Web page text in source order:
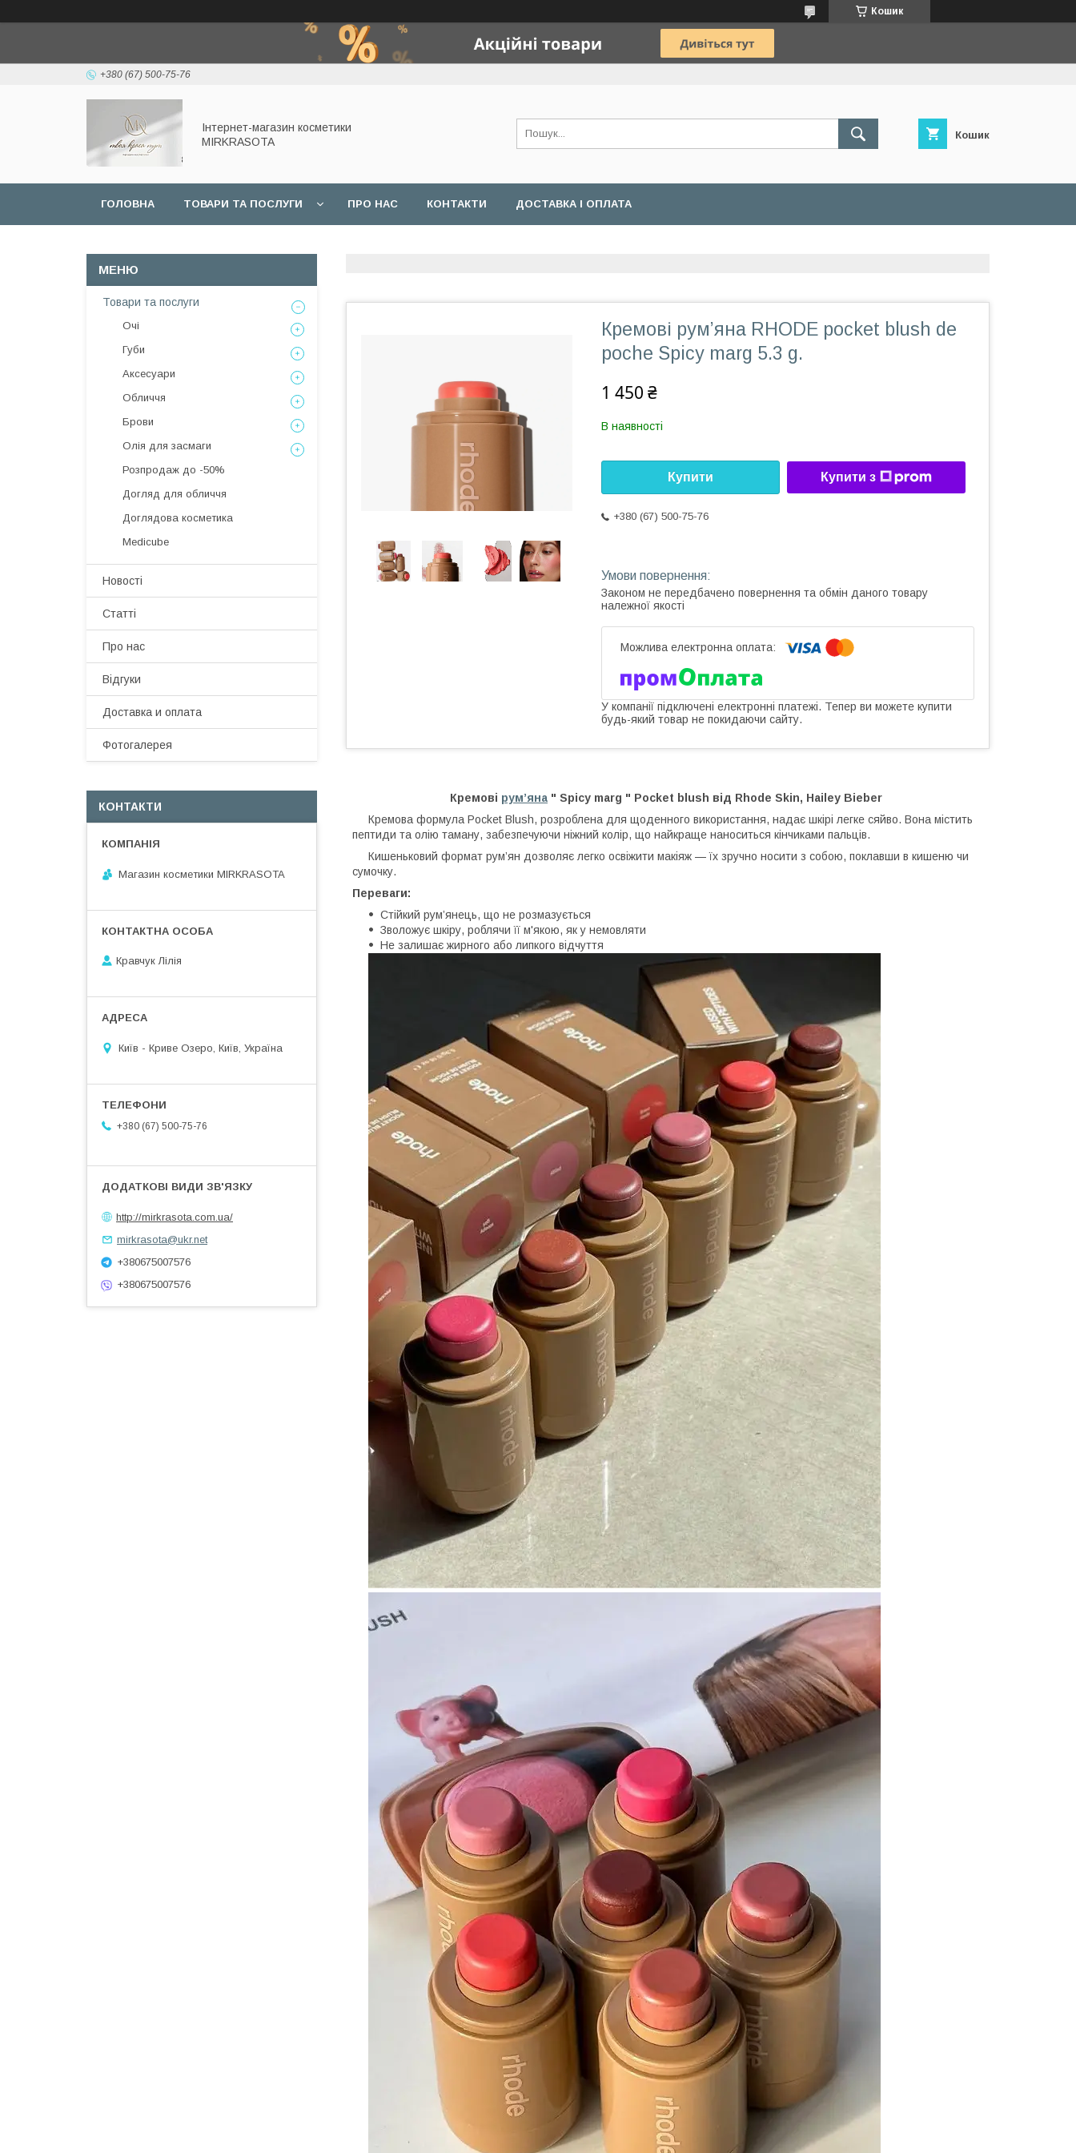
Кошик
+380 (67) 500-75-76
Інтернет-магазин косметики
MIRKRASOTA
Кошик
ГОЛОВНА ТОВАРИ ТА ПОСЛУГИ ПРО НАС КОНТАКТИ ДОСТАВКА І ОПЛАТА
Кремові рум’яна RHODE pocket blush de
poche Spicy marg 5.3 g.
1 450 ₴
В наявності
Купити Купити з
+380 (67) 500-75-76
Законом не передбачено повернення та обмін даного товару
належної якості
У компанії підключені електронні платежі. Тепер ви можете купити
будь-який товар не покидаючи сайту.
Кремові рум’яна " Spicy marg " Pocket blush від Rhode Skin, Hailey Bieber
Кремова формула Pocket Blush, розроблена для щоденного використання, надає шкірі легке сяйво. Вона містить
пептиди та олію таману, забезпечуючи ніжний колір, що найкраще наноситься кінчиками пальців.
Кишеньковий формат рум’ян дозволяє легко освіжити макіяж — їх зручно носити з собою, поклавши в кишеню чи
сумочку.
Переваги:
Стійкий рум’янець, що не розмазується
Зволожує шкіру, роблячи її м'якою, як у немовляти
Не залишає жирного або липкого відчуття
Товари та послуги
Очі
Губи
Аксесуари
Обличчя
Брови
Олія для засмаги
Розпродаж до -50%
Догляд для обличчя
Доглядова косметика
Medicube
Новості
Статті
Про нас
Відгуки
Доставка и оплата
Фотогалерея
КОНТАКТИ
Магазин косметики MIRKRASOTA
Кравчук Лілія
Київ - Криве Озеро, Київ, Україна
+380 (67) 500-75-76
http://mirkrasota.com.ua/
mirkrasota@ukr.net
+380675007576
+380675007576